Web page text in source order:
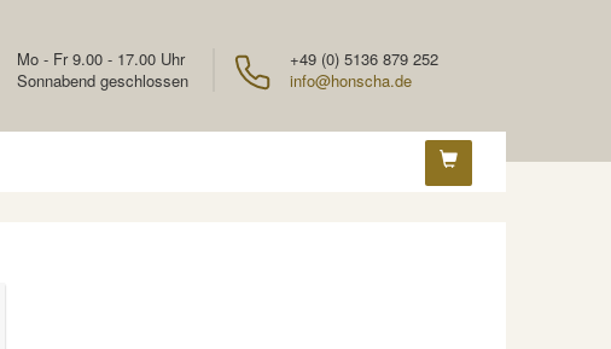
+49 (0) 5136 879 252
info@honscha.de
Mo - Fr 9.00 - 17.00 Uhr
Sonnabend geschlossen